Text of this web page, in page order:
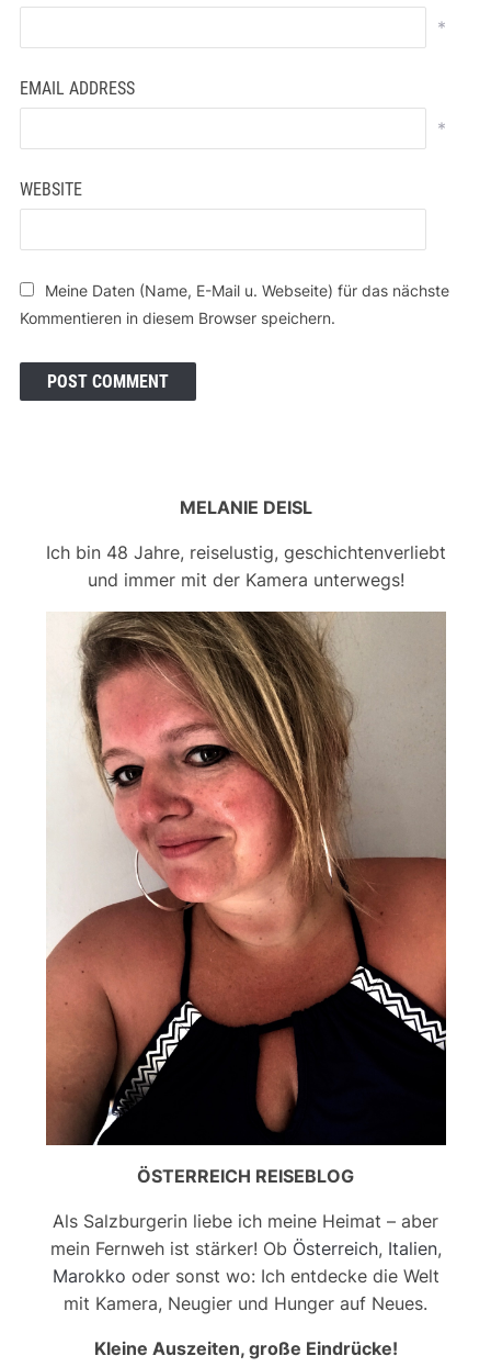
*
EMAIL ADDRESS
*
WEBSITE
Meine Daten (Name, E-Mail u. Webseite) für das nächste
Kommentieren in diesem Browser speichern.
MELANIE DEISL
Ich bin 48 Jahre, reiselustig, geschichtenverliebt
und immer mit der Kamera unterwegs!
ÖSTERREICH REISEBLOG
Als Salzburgerin liebe ich meine Heimat – aber
mein Fernweh ist stärker! Ob Österreich, Italien,
Marokko oder sonst wo: Ich entdecke die Welt
mit Kamera, Neugier und Hunger auf Neues.
Kleine Auszeiten, große Eindrücke!